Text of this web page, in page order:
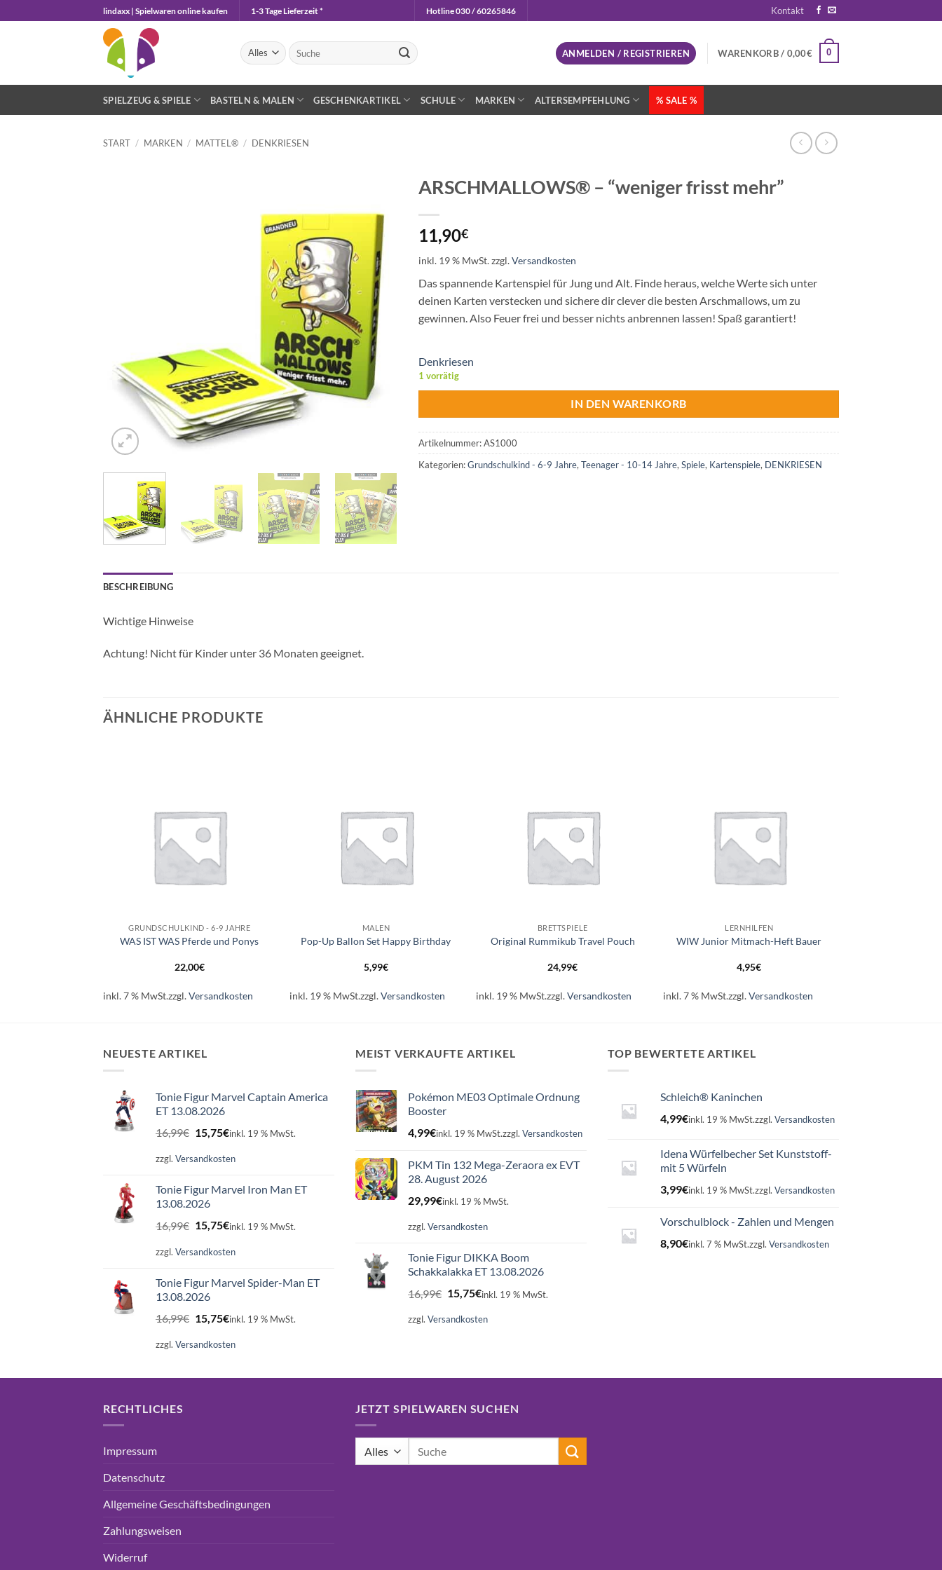
Inhalt
lindaxx | Spielwaren online kaufen 1-3 Tage Lieferzeit * Hotline 030 / 60265846 Kontakt
Suchen
nach:
ANMELDEN / REGISTRIEREN WARENKORB / 0,00€ 0
SPIELZEUG & SPIELE BASTELN & MALEN GESCHENKARTIKEL SCHULE MARKEN ALTERSEMPFEHLUNG % SALE %
START / MARKEN / MATTEL® / DENKRIESEN
Auf die
Wunschliste
ARSCHMALLOWS® – “weniger frisst mehr”
11,90€
inkl. 19 % MwSt.zzgl.Versandkosten
Das spannende Kartenspiel für Jung und Alt. Finde heraus, welche Werte sich unter
deinen Karten verstecken und sichere dir clever die besten Arschmallows, um zu
gewinnen. Also Feuer frei und besser nichts anbrennen lassen! Spaß garantiert!
Denkriesen
1 vorrätig
IN DEN WARENKORB
Artikelnummer:AS1000
Kategorien:Grundschulkind - 6-9 Jahre,Teenager - 10-14 Jahre,Spiele, Kartenspiele, DENKRIESEN
BESCHREIBUNG
Wichtige Hinweise
Achtung! Nicht für Kinder unter 36 Monaten geeignet.
ÄHNLICHE PRODUKTE
GRUNDSCHULKIND - 6-9 JAHRE
WAS IST WAS Pferde und Ponys
22,00€
inkl. 7 % MwSt.zzgl.Versandkosten
MALEN
Pop-Up Ballon Set Happy Birthday
5,99€
inkl. 19 % MwSt.zzgl.Versandkosten
BRETTSPIELE
Original Rummikub Travel Pouch
24,99€
inkl. 19 % MwSt.zzgl.Versandkosten
LERNHILFEN
WIW Junior Mitmach-Heft Bauer
4,95€
inkl. 7 % MwSt.zzgl.Versandkosten
NEUESTE ARTIKEL
Tonie Figur Marvel Captain America
ET 13.08.2026
16,99€ Ursprünglicher
Preis
war:
15,75€Aktueller
ist:
inkl. 19 % MwSt.
zzgl. Versandkosten
Tonie Figur Marvel Iron Man ET
13.08.2026
16,99€ Ursprünglicher
war:
15,75€Aktueller
ist:
inkl. 19 % MwSt.
zzgl. Versandkosten
Tonie Figur Marvel Spider-Man ET
13.08.2026
16,99€ Ursprünglicher
Preis
war:
15,75€Aktueller
ist:
inkl. 19 % MwSt.
zzgl. Versandkosten
MEIST VERKAUFTE ARTIKEL
Pokémon ME03 Optimale Ordnung
Booster
4,99€inkl. 19 % MwSt.zzgl. Versandkosten
PKM Tin 132 Mega-Zeraora ex EVT
28. August 2026
29,99€inkl. 19 % MwSt.
zzgl. Versandkosten
Tonie Figur DIKKA Boom
Schakkalakka ET 13.08.2026
16,99€ Ursprünglicher
war:
15,75€Aktueller
ist:
inkl. 19 % MwSt.
zzgl. Versandkosten
TOP BEWERTETE ARTIKEL
Schleich® Kaninchen
4,99€inkl. 19 % MwSt.zzgl. Versandkosten
Idena Würfelbecher Set Kunststoff-
mit 5 Würfeln
3,99€inkl. 19 % MwSt.zzgl. Versandkosten
Vorschulblock - Zahlen und Mengen
8,90€inkl. 7 % MwSt.zzgl. Versandkosten
RECHTLICHES
Impressum
Datenschutz
Allgemeine Geschäftsbedingungen
Zahlungsweisen
Widerruf
JETZT SPIELWAREN SUCHEN